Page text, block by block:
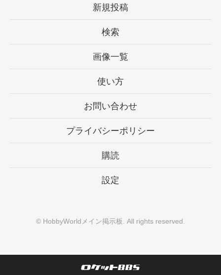
新規投稿
検索
画像一覧
使い方
お問い合わせ
プライバシーポリシー
購読
設定
© HobbyWorldメイン掲示板 . All rights reserved.